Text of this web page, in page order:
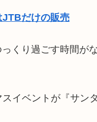
JTBだけの販売
くり過ごす時間が
イベントが『サン